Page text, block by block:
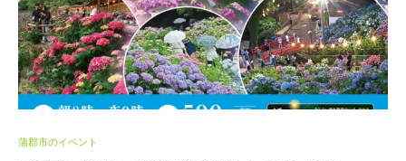
蒲郡市のイベント